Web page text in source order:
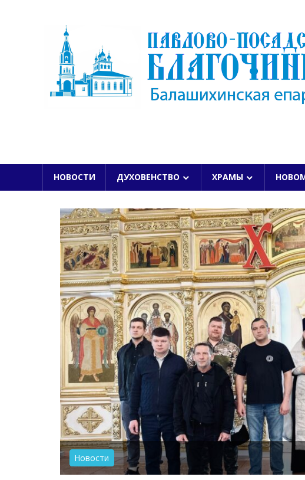
НОВОСТИ ДУХОВЕНСТВО ХРАМЫ
Новости